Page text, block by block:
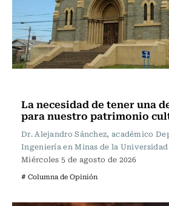
La necesidad de tener una
para nuestro patrimonio
Dr. Alejandro Sánchez, académico
Ingeniería en Minas de la
Miércoles 5 de agosto de 2026
# Columna de Opinión